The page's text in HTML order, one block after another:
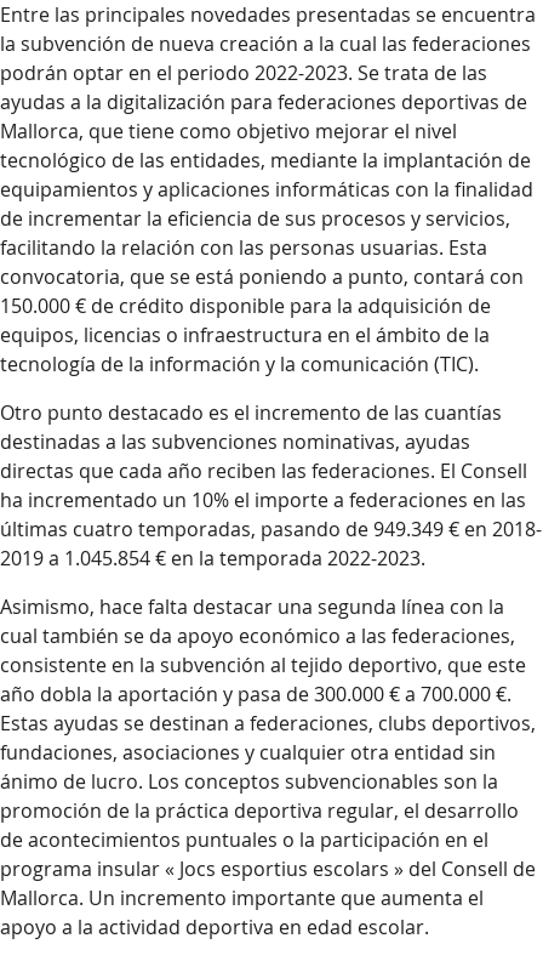
Entre las principales novedades presentadas se encuentra
la subvención de nueva creación a la cual las federaciones
podrán optar en el periodo 2022-2023. Se trata de las
ayudas a la digitalización para federaciones deportivas de
Mallorca, que tiene como objetivo mejorar el nivel
tecnológico de las entidades, mediante la implantación de
equipamientos y aplicaciones informáticas con la finalidad
de incrementar la eficiencia de sus procesos y servicios,
facilitando la relación con las personas usuarias. Esta
convocatoria, que se está poniendo a punto, contará con
150.000 € de crédito disponible para la adquisición de
equipos, licencias o infraestructura en el ámbito de la
tecnología de la información y la comunicación (TIC).
Otro punto destacado es el incremento de las cuantías
destinadas a las subvenciones nominativas, ayudas
directas que cada año reciben las federaciones. El Consell
ha incrementado un 10% el importe a federaciones en las
últimas cuatro temporadas, pasando de 949.349 € en 2018-
2019 a 1.045.854 € en la temporada 2022-2023.
Asimismo, hace falta destacar una segunda línea con la
cual también se da apoyo económico a las federaciones,
consistente en la subvención al tejido deportivo, que este
año dobla la aportación y pasa de 300.000 € a 700.000 €.
Estas ayudas se destinan a federaciones, clubs deportivos,
fundaciones, asociaciones y cualquier otra entidad sin
ánimo de lucro. Los conceptos subvencionables son la
promoción de la práctica deportiva regular, el desarrollo
de acontecimientos puntuales o la participación en el
programa insular « Jocs esportius escolars » del Consell de
Mallorca. Un incremento importante que aumenta el
apoyo a la actividad deportiva en edad escolar.